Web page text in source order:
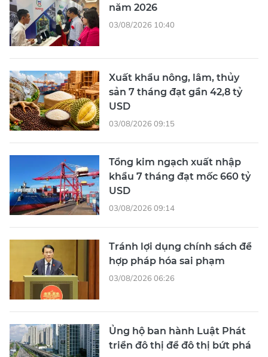
năm 2026
03/08/2026 10:40
Xuất khẩu nông, lâm, thủy
sản 7 tháng đạt gần 42,8 tỷ
USD
03/08/2026 09:15
Tổng kim ngạch xuất nhập
khẩu 7 tháng đạt mốc 660 tỷ
USD
03/08/2026 09:14
Tránh lợi dụng chính sách để
hợp pháp hóa sai phạm
03/08/2026 06:26
Ủng hộ ban hành Luật Phát
triển đô thị để đô thị bứt phá